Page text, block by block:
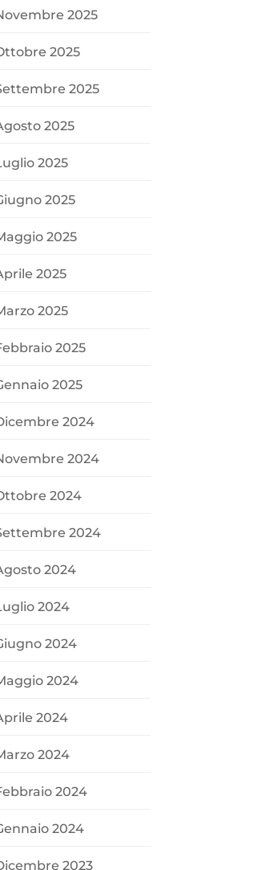
2025
2025
2025
2025
2025
2025
2025
2025
2025
2025
2025
2024
2024
2024
2024
2024
2024
2024
2024
2024
2024
2024
2024
2023